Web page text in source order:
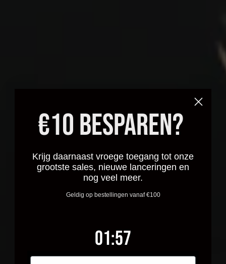
€10 BESPAREN?
Krijg daarnaast vroege toegang tot onze
grootste sales, nieuwe lanceringen en
nog veel meer.
Geldig op bestellingen vanaf €100
Countdown ends in:
1
01: 56
56